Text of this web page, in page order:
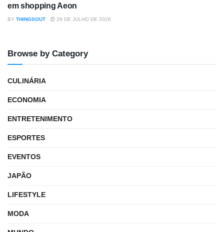
em shopping Aeon
BY THINGSOUT 29 DE JULHO DE 2026
Browse by Category
CULINÁRIA
ECONOMIA
ENTRETENIMENTO
ESPORTES
EVENTOS
JAPÃO
LIFESTYLE
MODA